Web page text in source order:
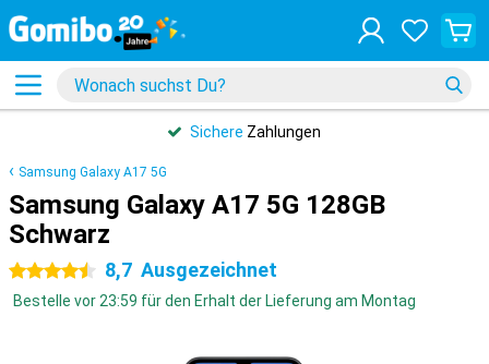
Sichere Zahlungen
Samsung Galaxy A17 5G
Samsung Galaxy A17 5G 128GB
Schwarz
4.5 Sterne 8,7 Ausgezeichnet
Bestelle vor 23:59 für den Erhalt der Lieferung am Montag